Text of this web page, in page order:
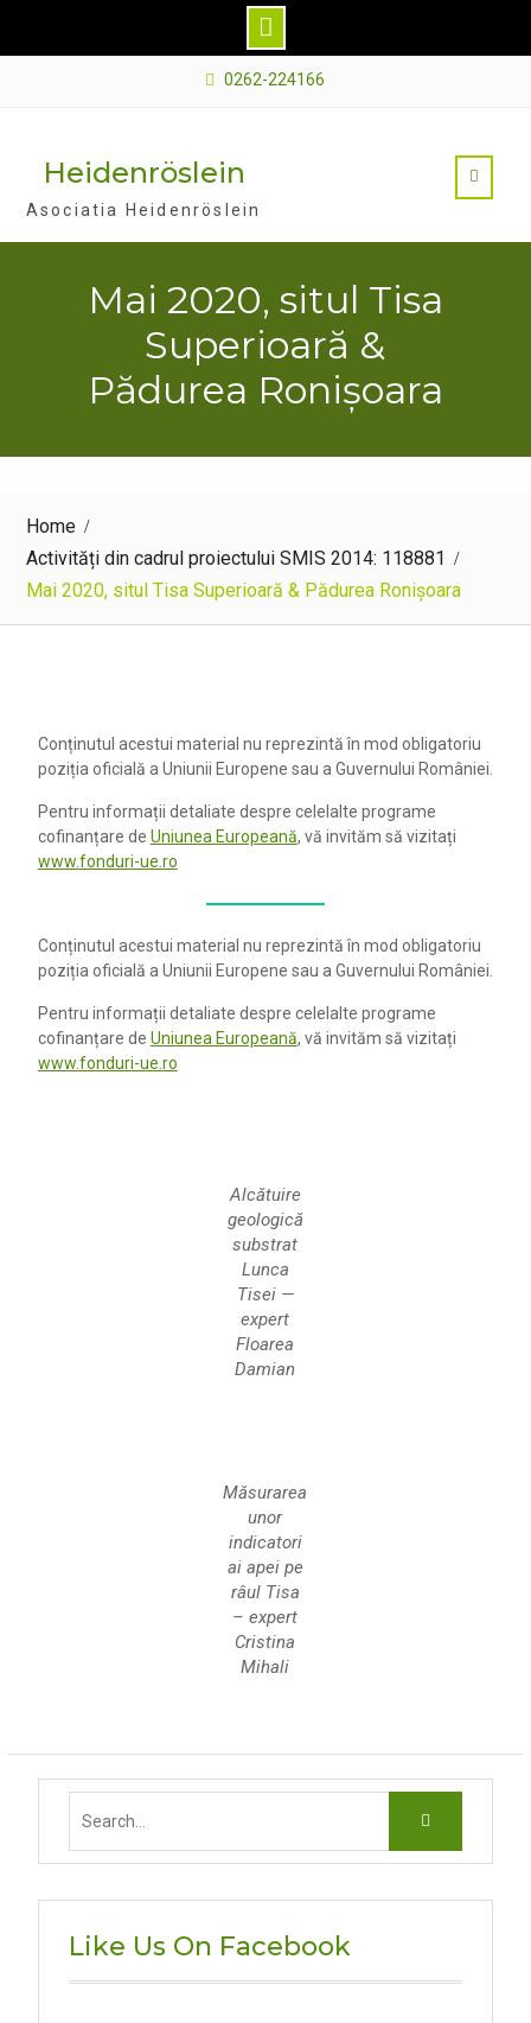
0262-224166
Heidenröslein
Asociatia Heidenröslein
Mai 2020, situl Tisa
Superioară &
Pădurea Ronișoara
Home
Activități din cadrul proiectului SMIS 2014: 118881
Mai 2020, situl Tisa Superioară & Pădurea Ronișoara
Conținutul acestui material nu reprezintă în mod obligatoriu
poziția oficială a Uniunii Europene sau a Guvernului României.
Pentru informații detaliate despre celelalte programe
cofinanțare de Uniunea Europeană, vă invităm să vizitați
www.fonduri-ue.ro
Conținutul acestui material nu reprezintă în mod obligatoriu
poziția oficială a Uniunii Europene sau a Guvernului României.
Pentru informații detaliate despre celelalte programe
cofinanțare de Uniunea Europeană, vă invităm să vizitați
www.fonduri-ue.ro
Alcătuire
geologică
substrat
Lunca
Tisei —
expert
Floarea
Damian
Măsurarea
unor
indicatori
ai apei pe
râul Tisa
– expert
Cristina
Mihali
Like Us On Facebook